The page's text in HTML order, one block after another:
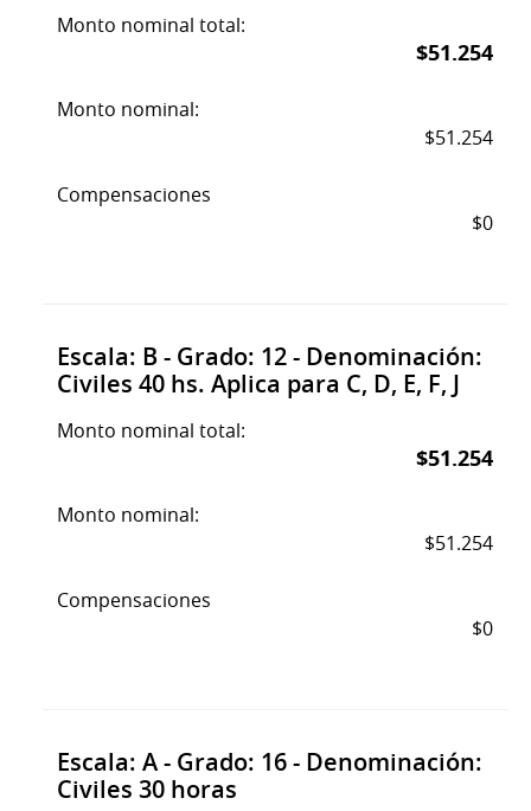
Monto nominal total:
$51.254
Monto nominal:
$51.254
Compensaciones
$0
Escala: B - Grado: 12 - Denominación:
Civiles 40 hs. Aplica para C, D, E, F, J
Monto nominal total:
$51.254
Monto nominal:
$51.254
Compensaciones
$0
Escala: A - Grado: 16 - Denominación:
Civiles 30 horas